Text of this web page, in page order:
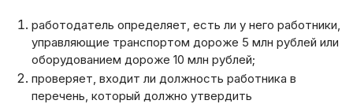
работодатель определяет, есть ли у него работники,
управляющие транспортом дороже 5 млн рублей или
оборудованием дороже 10 млн рублей;
проверяет, входит ли должность работника в
перечень, который должно утвердить